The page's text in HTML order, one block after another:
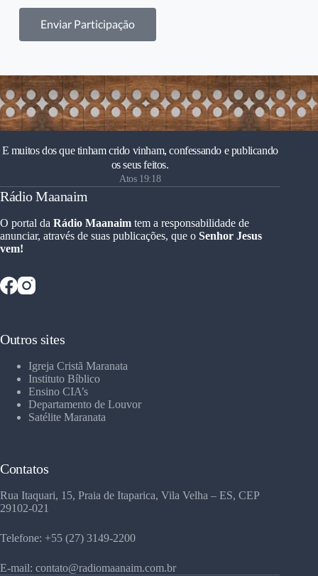
Enviar Participação
E muitos dos que tinham crido vinham, confessando e publicando
os seus feitos.
Atos 19:18
Rádio Maanaim
O portal da Rádio Maanaim tem a responsabilidade de
anunciar, através de suas publicações, que o Senhor Jesus
vem!
Outros sites
Igreja Cristã Maranata
Instituto Bíblico
Ensino CIA’s
Departamento de Louvor
Satélite Maranata
Contatos
Rua Itaquari, 15, Praia de Itaparica, Vila Velha – ES, CEP
29102-021
Telefone: +55 (27) 3149-2200
E-mail: contato@radiomaanaim.com.br